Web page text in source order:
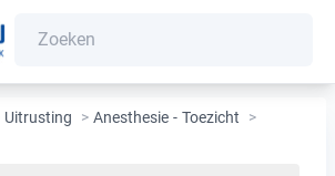
Uitrusting > Anesthesie - Toezicht
>